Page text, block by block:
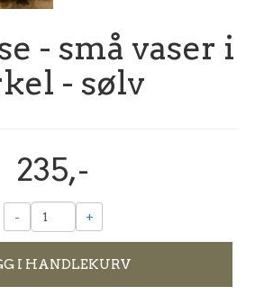
- små vaser i
- sølv
235,-
- +
I HANDLEKURV